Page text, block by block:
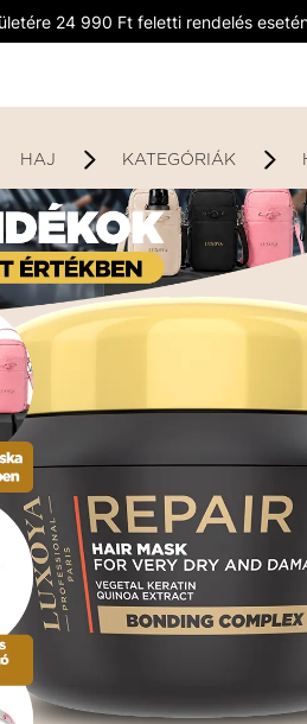
24 990 Ft feletti rendelés
HAJ KATEGÓRIÁK